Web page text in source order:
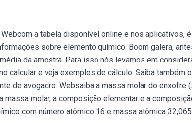
a tabela disponível online e nos aplicativos,
sobre elemento químico. Boom galera,
da amostra. Para isso nós levamos em
calcular e veja exemplos de cálculo. Saiba também
de avogadro. Websaiba a massa molar do enxofre
massa molar, a composição elementar e a
com número atômico 16 e massa atômica 32,065